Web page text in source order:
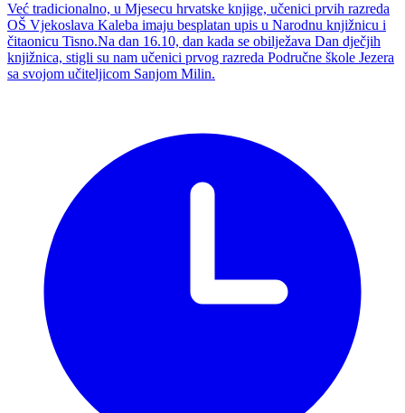
Već tradicionalno, u Mjesecu hrvatske knjige, učenici prvih razreda
OŠ Vjekoslava Kaleba imaju besplatan upis u Narodnu knjižnicu i
čitaonicu Tisno.Na dan 16.10, dan kada se obilježava Dan dječjih
knjižnica, stigli su nam učenici prvog razreda Područne škole Jezera
sa svojom učiteljicom Sanjom Milin.